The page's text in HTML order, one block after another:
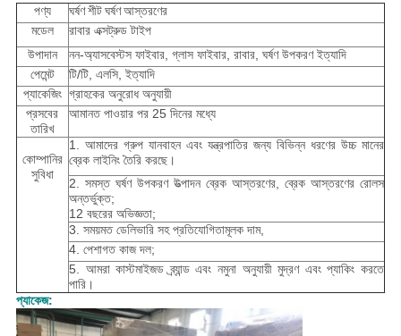
পণ্য
ঘর্ষণ শীট ঘর্ষণ আস্তরণের
মডেল
রাবার এক্সট্রুড টাইপ
উপাদান
নন-অ্যাসবেস্টস ফাইবার, গ্লাস ফাইবার, রাবার, ঘর্ষণ উপকরণ ইত্যাদি
পেমেন্ট
টি/টি, এলসি, ইত্যাদি
প্যাকেজিং গ্রাহকের অনুরোধ অনুযায়ী
প্রসবের
তারিখ
আমানত পাওয়ার পর 25 দিনের মধ্যে
কোম্পানির
সুবিধা
1. আমাদের গ্রুপ যানবাহন এবং যন্ত্রপাতির জন্য বিভিন্ন ধরণের উচ্চ মানের
ব্রেক লাইনিং তৈরি করছে।
2. সমস্ত ঘর্ষণ উপকরণ উত্পাদন ব্রেক আস্তরণের, ব্রেক আস্তরণের রোলস
অন্তর্ভুক্ত;
12 বছরের অভিজ্ঞতা;
3. সময়মত ডেলিভারি সহ প্রতিযোগিতামূলক দাম,
4. পেশাগত কাজ দল;
5. আমরা কাস্টমাইজড ব্র্যান্ড এবং নমুনা অনুযায়ী মুদ্রণ এবং প্যাকিং করতে
পারি।
প্যাকেজ: